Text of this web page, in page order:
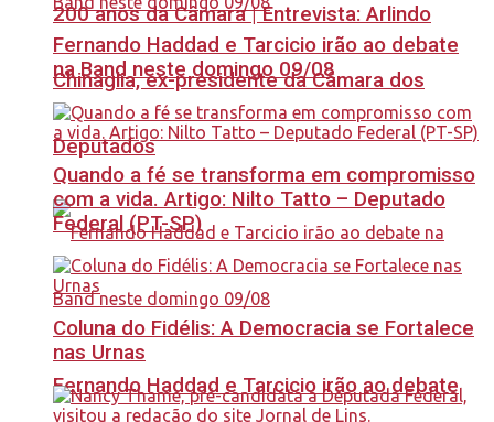
200 anos da Câmara | Entrevista: Arlindo
Chinaglia, ex-presidente da Câmara dos
Deputados
Fernando Haddad e Tarcicio irão ao debate
Fernando Haddad e Tarcicio irão ao debate
na Band neste domingo 09/08
Quando a fé se transforma em compromisso
com a vida. Artigo: Nilto Tatto – Deputado
Federal (PT-SP)
Coluna do Fidélis: A Democracia se Fortalece
nas Urnas